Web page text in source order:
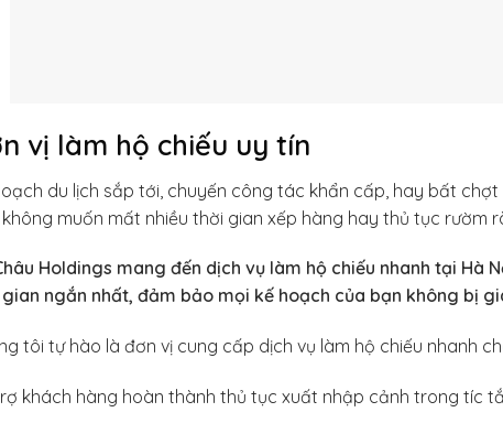
vị làm hộ chiếu uy tín
du lịch sắp tới, chuyến công tác khẩn cấp, hay bất
muốn mất nhiều thời gian xếp hàng hay thủ tục rườm
Holdings mang đến dịch vụ làm hộ chiếu nhanh tại Hà
ngắn nhất, đảm bảo mọi kế hoạch của bạn không bị
tôi tự hào là đơn vị cung cấp dịch vụ làm hộ chiếu nhanh
khách hàng hoàn thành thủ tục xuất nhập cảnh trong tíc